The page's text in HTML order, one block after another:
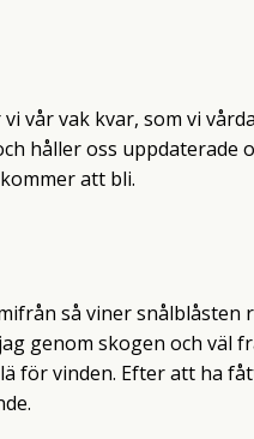
vår vak kvar, som vi
håller oss uppdaterade
att bli.
så viner
genom skogen och väl
för vinden. Efter att ha